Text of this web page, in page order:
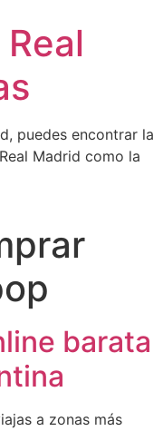
puedes encontrar la
Madrid como la
barata
a zonas más